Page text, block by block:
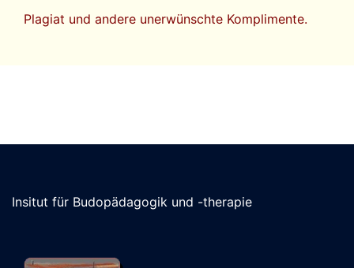
Plagiat und andere unerwünschte Komplimente.
Insitut für Budopädagogik und -therapie